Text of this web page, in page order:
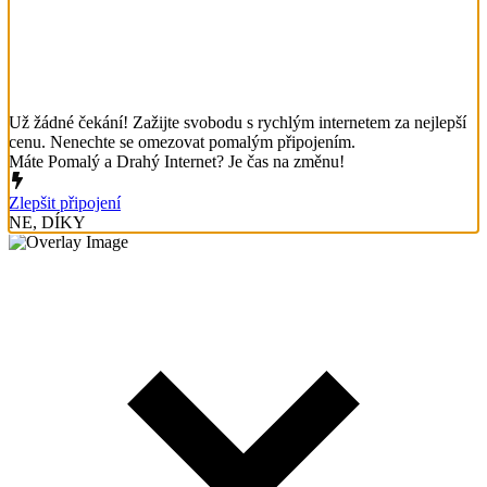
Už žádné čekání! Zažijte svobodu s rychlým internetem za nejlepší
cenu. Nenechte se omezovat pomalým připojením.
Máte Pomalý a Drahý Internet? Je čas na změnu!
Zlepšit připojení
NE, DÍKY